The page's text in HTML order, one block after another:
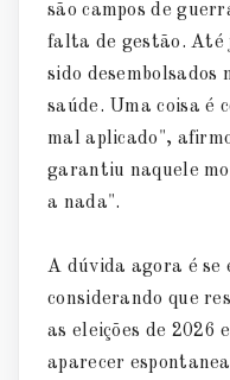
são campos de
falta de gestão. Até
sido desembolsados
saúde. Uma coisa é
mal aplicado",
garantiu naquele
a nada".
A dúvida agora é se
considerando que
as eleições de 2026
aparecer